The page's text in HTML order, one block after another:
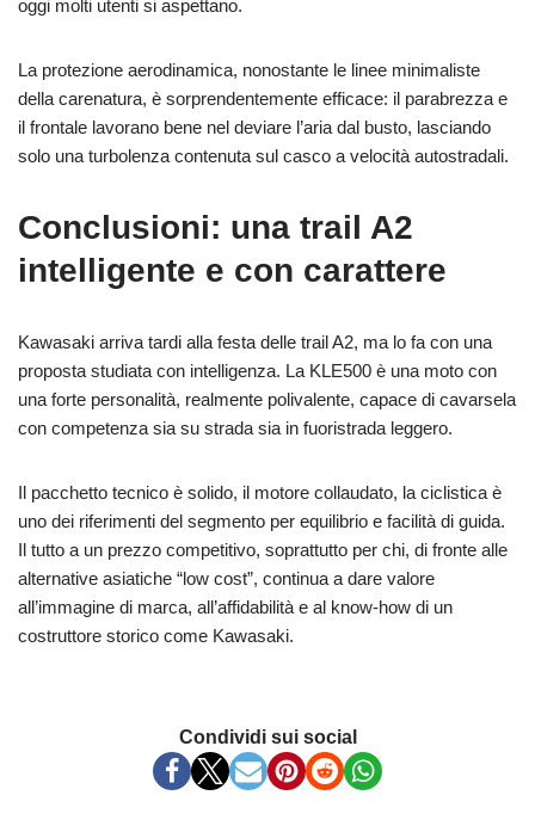
oggi molti utenti si aspettano.
La protezione aerodinamica, nonostante le linee minimaliste
della carenatura, è sorprendentemente efficace: il parabrezza e
il frontale lavorano bene nel deviare l’aria dal busto, lasciando
solo una turbolenza contenuta sul casco a velocità autostradali.
Conclusioni: una trail A2
intelligente e con carattere
Kawasaki arriva tardi alla festa delle trail A2, ma lo fa con una
proposta studiata con intelligenza. La KLE500 è una moto con
una forte personalità, realmente polivalente, capace di cavarsela
con competenza sia su strada sia in fuoristrada leggero.
Il pacchetto tecnico è solido, il motore collaudato, la ciclistica è
uno dei riferimenti del segmento per equilibrio e facilità di guida.
Il tutto a un prezzo competitivo, soprattutto per chi, di fronte alle
alternative asiatiche “low cost”, continua a dare valore
all’immagine di marca, all’affidabilità e al know-how di un
costruttore storico come Kawasaki.
Condividi sui social